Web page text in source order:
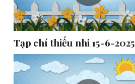
Tạp chí thiếu nhi 15-6-2025